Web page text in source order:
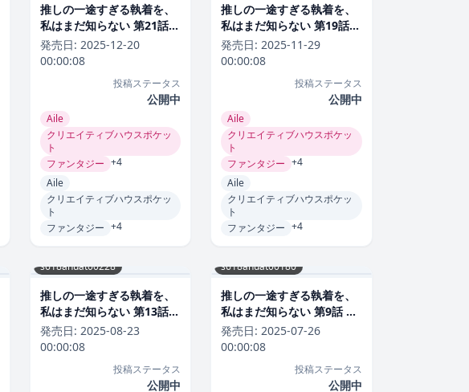
推しの一途すぎる執着を、
私はまだ知らない 第21話
ラブコメ
発売日: 2025-12-20
00:00:08
投稿ステータス
公開中
Aile
クリエイティブハウスポケッ
ト
ファンタジー +4
Aile
クリエイティブハウスポケッ
ト
ファンタジー +4
推しの一途すぎる執着を、
私はまだ知らない 第19話
ラブコメ
発売日: 2025-11-29
00:00:08
投稿ステータス
公開中
Aile
クリエイティブハウスポケッ
ト
ファンタジー +4
Aile
クリエイティブハウスポケッ
ト
ファンタジー +4
s618ahuat00228
推しの一途すぎる執着を、
私はまだ知らない 第13話
ラブコメ
発売日: 2025-08-23
00:00:08
投稿ステータス
公開中
s618ahuat00180
推しの一途すぎる執着を、
私はまだ知らない 第9話 ラ
ブコメ
発売日: 2025-07-26
00:00:08
投稿ステータス
公開中